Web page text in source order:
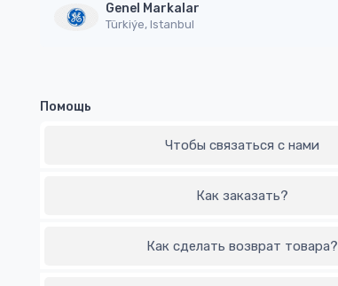
Genel Markalar
Türkiýe, Istanbul
Помощь
Чтобы связаться с нами
Как заказать?
Как сделать возврат товара?